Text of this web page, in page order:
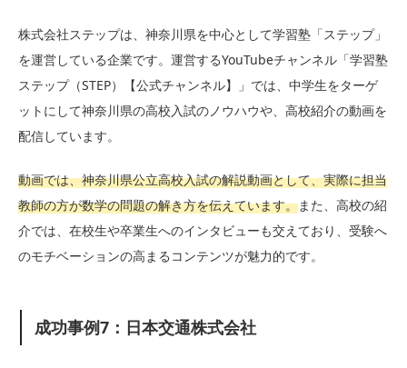
株式会社ステップは、神奈川県を中心として学習塾「ステップ」
を運営している企業です。運営するYouTubeチャンネル「学習塾
ステップ（STEP）【公式チャンネル】」では、中学生をターゲ
ットにして神奈川県の高校入試のノウハウや、高校紹介の動画を
配信しています。
動画では、神奈川県公立高校入試の解説動画として、実際に担当
教師の方が数学の問題の解き方を伝えています。また、高校の紹
介では、在校生や卒業生へのインタビューも交えており、受験へ
のモチベーションの高まるコンテンツが魅力的です。
成功事例7：日本交通株式会社